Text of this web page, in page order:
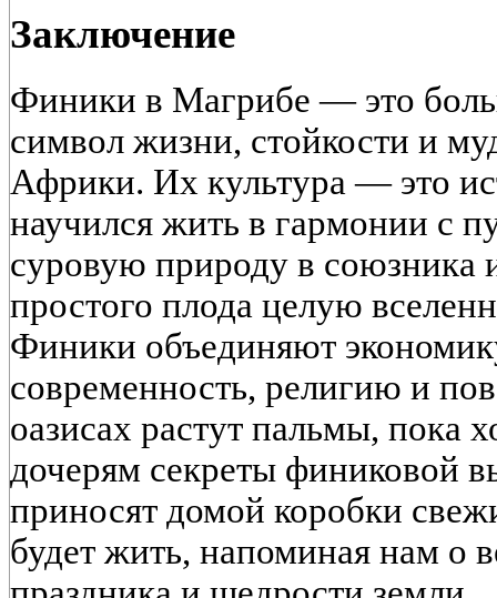
Заключение
Финики в Магрибе — это
символ жизни, стойкости и
Африки. Их культура — это
научился жить в гармонии с
суровую природу в союзника
простого плода целую
Финики объединяют
современность, религию и
оазисах растут пальмы, пока
дочерям секреты финиковой
приносят домой коробки
будет жить, напоминая нам о